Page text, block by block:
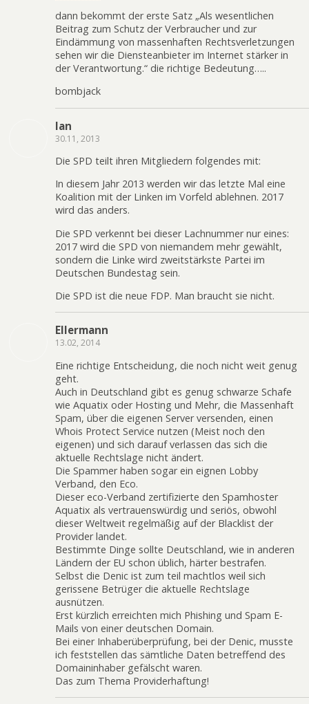
dann bekommt der erste Satz „Als wesentlichen
Beitrag zum Schutz der Verbraucher und zur
Eindämmung von massenhaften Rechtsverletzungen
sehen wir die Diensteanbieter im Internet stärker in
der Verantwortung.“ die richtige Bedeutung…..
bombjack
Ian
30.11, 2013
Die SPD teilt ihren Mitgliedern folgendes mit:
In diesem Jahr 2013 werden wir das letzte Mal eine
Koalition mit der Linken im Vorfeld ablehnen. 2017
wird das anders.
Die SPD verkennt bei dieser Lachnummer nur eines:
2017 wird die SPD von niemandem mehr gewählt,
sondern die Linke wird zweitstärkste Partei im
Deutschen Bundestag sein.
Die SPD ist die neue FDP. Man braucht sie nicht.
Ellermann
13.02, 2014
Eine richtige Entscheidung, die noch nicht weit genug
geht.
Auch in Deutschland gibt es genug schwarze Schafe
wie Aquatix oder Hosting und Mehr, die Massenhaft
Spam, über die eigenen Server versenden, einen
Whois Protect Service nutzen (Meist noch den
eigenen) und sich darauf verlassen das sich die
aktuelle Rechtslage nicht ändert.
Die Spammer haben sogar ein eignen Lobby
Verband, den Eco.
Dieser eco-Verband zertifizierte den Spamhoster
Aquatix als vertrauenswürdig und seriös, obwohl
dieser Weltweit regelmäßig auf der Blacklist der
Provider landet.
Bestimmte Dinge sollte Deutschland, wie in anderen
Ländern der EU schon üblich, härter bestrafen.
Selbst die Denic ist zum teil machtlos weil sich
gerissene Betrüger die aktuelle Rechtslage
ausnützen.
Erst kürzlich erreichten mich Phishing und Spam E-
Mails von einer deutschen Domain.
Bei einer Inhaberüberprüfung, bei der Denic, musste
ich feststellen das sämtliche Daten betreffend des
Domaininhaber gefälscht waren.
Das zum Thema Providerhaftung!